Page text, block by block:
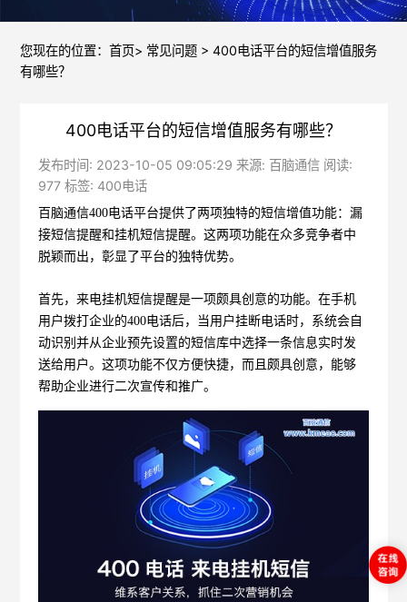
您现在的位置： 首页> 常见问题> 400电话平台的短信增值服务
有哪些？
400电话平台的短信增值服务有哪些？
发布时间: 2023-10-05 09:05:29 来源: 百脑通信 阅读:
977 标签: 400电话
百脑通信400电话平台提供了两项独特的短信增值功能：漏
接短信提醒和挂机短信提醒。这两项功能在众多竞争者中
脱颖而出，彰显了平台的独特优势。
首先，来电挂机短信提醒是一项颇具创意的功能。在手机
用户拨打企业的400电话后，当用户挂断电话时，系统会自
动识别并从企业预先设置的短信库中选择一条信息实时发
送给用户。这项功能不仅方便快捷，而且颇具创意，能够
帮助企业进行二次宣传和推广。